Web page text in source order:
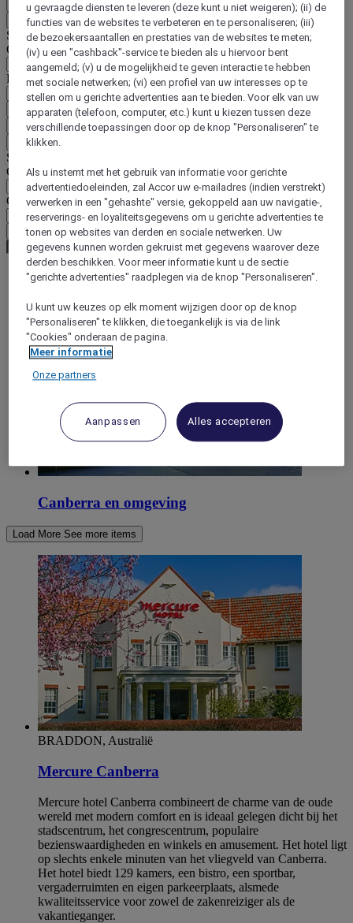
Terug
Selecteer hieronder uw land en taal
Geografische zone
Land/regio-taal
Bevestig mijn land en taal
EUR (€)
Terug
Selecteer hieronder uw valuta
Geografische zone
Offerte
Bevestig mijn valuta
Australia Pacific
Australia
Australian Capital Territory
Canberra en omgeving
Load More See more items
BRADDON, Australië
Mercure Canberra
Mercure hotel Canberra combineert de charme van de oude
wereld met modern comfort en is ideaal gelegen dicht bij het
stadscentrum, het congrescentrum, populaire
bezienswaardigheden en winkels en amusement. Het hotel ligt
op slechts enkele minuten van het vliegveld van Canberra.
Het hotel biedt 129 kamers, een bistro, een sportbar,
vergaderruimten en eigen parkeerplaats, alsmede
kwaliteitsservice voor zowel de zakenreiziger als de
vakantieganger.
u gevraagde diensten te leveren (deze kunt u niet weigeren); (ii) de
functies van de websites te verbeteren en te personaliseren; (iii)
de bezoekersaantallen en prestaties van de websites te meten;
(iv) u een "cashback"-service te bieden als u hiervoor bent
aangemeld; (v) u de mogelijkheid te geven interactie te hebben
met sociale netwerken; (vi) een profiel van uw interesses op te
stellen om u gerichte advertenties aan te bieden. Voor elk van uw
apparaten (telefoon, computer, etc.) kunt u kiezen tussen deze
verschillende toepassingen door op de knop "Personaliseren" te
klikken.
Als u instemt met het gebruik van informatie voor gerichte
advertentiedoeleinden, zal Accor uw e-mailadres (indien verstrekt)
verwerken in een "gehashte" versie, gekoppeld aan uw navigatie-,
reserverings- en loyaliteitsgegevens om u gerichte advertenties te
tonen op websites van derden en sociale netwerken. Uw
gegevens kunnen worden gekruist met gegevens waarover deze
derden beschikken. Voor meer informatie kunt u de sectie
"gerichte advertenties" raadplegen via de knop "Personaliseren".
U kunt uw keuzes op elk moment wijzigen door op de knop
"Personaliseren" te klikken, die toegankelijk is via de link
"Cookies" onderaan de pagina.
Meer informatie
Onze partners
Aanpassen Alles accepteren